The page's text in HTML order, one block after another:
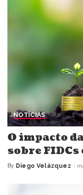
NOTÍCIAS
O impacto
sobre
Posted
By Diego Velázquez